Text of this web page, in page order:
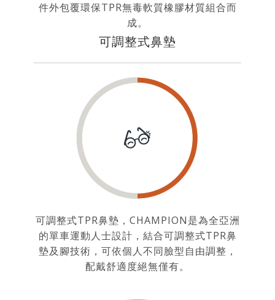
件外包覆環保TPR無毒軟質橡膠材質組合而
成。
可調整式鼻墊
可調整式TPR鼻墊，CHAMPION是為全亞洲
的單車運動人士設計，結合可調整式TPR鼻
墊及腳技術，可依個人不同臉型自由調整，
配戴舒適度絕無僅有。